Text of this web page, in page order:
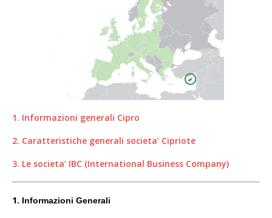
1. Informazioni generali Cipro
2. Caratteristiche generali societa’ Cipriote
3. Le societa’ IBC (International Business Company)
1. Informazioni Generali